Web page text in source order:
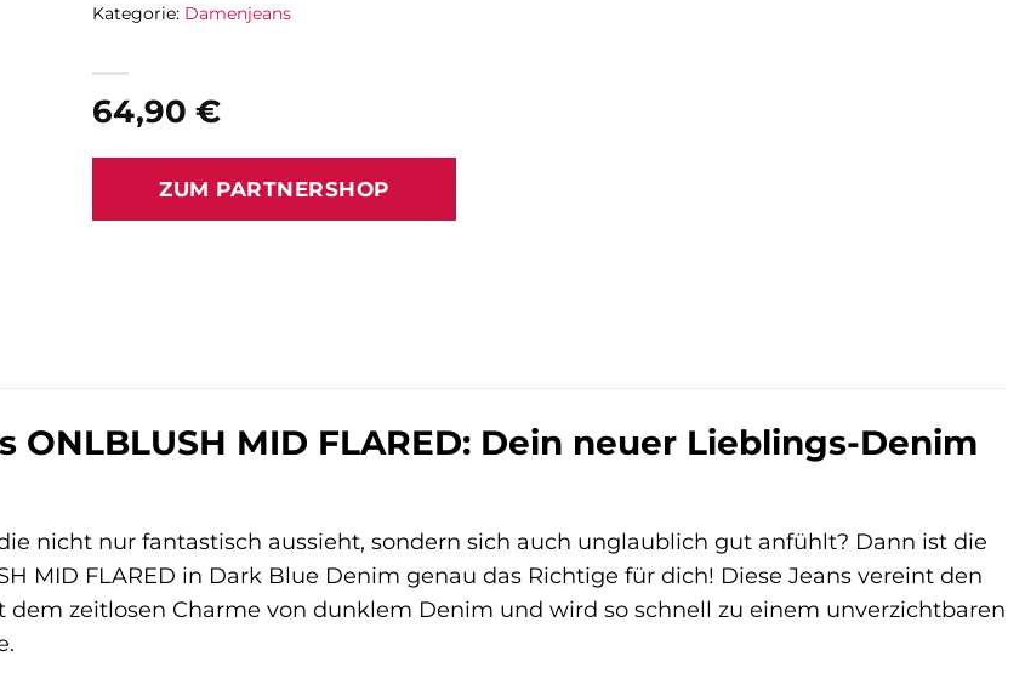
64,90 €
ZUM PARTNERSHOP
Kategorie: Damenjeans
ONLBLUSH MID FLARED: Dein neuer Lieblings-Denim
nicht nur fantastisch aussieht, sondern sich auch unglaublich gut anfühlt? Dann ist die
MID FLARED in Dark Blue Denim genau das Richtige für dich! Diese Jeans vereint den
dem zeitlosen Charme von dunklem Denim und wird so schnell zu einem unverzichtbaren